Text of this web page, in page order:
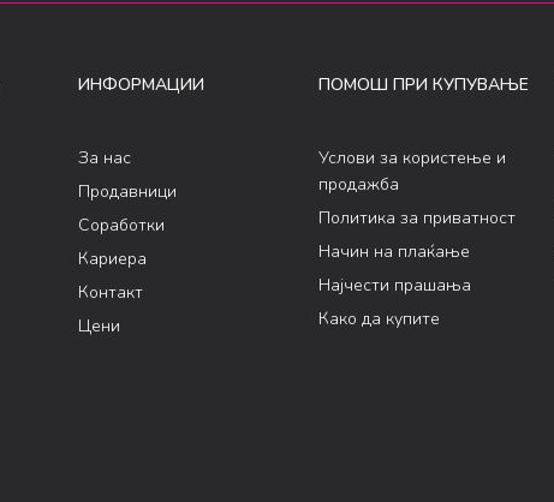
ИНФОРМАЦИИ
За нас
Продавници
Соработки
Кариера
Контакт
Цени
ПОМОШ ПРИ КУПУВАЊЕ
Услови за користење и
продажба
Политика за приватност
Начин на плаќање
Најчести прашања
Како да купите